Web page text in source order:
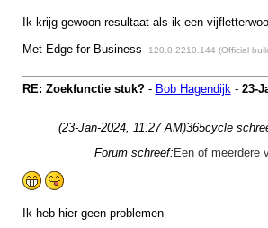
Ik krijg gewoon resultaat als ik een
Met Edge for Business
120.0.2210.144 (Official
RE: Zoekfunctie stuk?- Bob Hagendijk- 23-
(23-Jan-2024, 11:27 AM)365cycle
Forum schreef: Een of meerdere
Ik heb hier geen problemen